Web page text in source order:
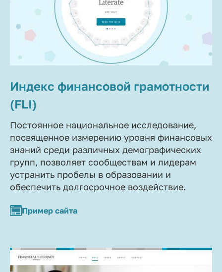
Индекс финансовой грамотности
(FLI)
Постоянное национальное исследование,
посвященное измерению уровня финансовых
знаний среди различных демографических
групп, позволяет сообществам и лидерам
устранить пробелы в образовании и
обеспечить долгосрочное воздействие.
Пример сайта